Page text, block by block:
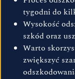
tygodni do
Wysokość
szkód oraz
Warto
zwiększyć